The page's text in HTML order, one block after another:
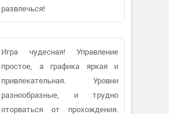
развлечься!
Игра чудесная! Управление
простое, а графика яркая и
привлекательная. Уровни
разнообразные, и трудно
оторваться от прохождения.